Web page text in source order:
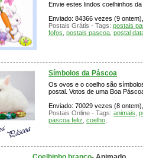
Envie estes lindos coelhinhos
Enviado: 84366 vezes (9
Postais Grátis - Tags: postais
fofos postais pascoa postal
Símbolos da Páscoa
Os ovos e o coelho são
postal. Votos de uma Boa
Enviado: 70029 vezes (8
Postais Online - Tags: animais
pascoa feliz coelho